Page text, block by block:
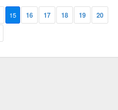
15 16 17 18 19
20